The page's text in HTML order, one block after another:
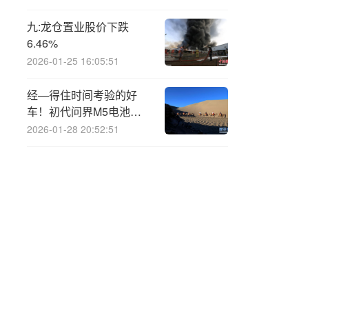
九:龙仓置业股价下跌
6.46%
2026-01-25 16:05:51
经—得住时间考验的好
车！初代问界M5电池顺
利通过国标三大严苛挑战
2026-01-28 20:52:51